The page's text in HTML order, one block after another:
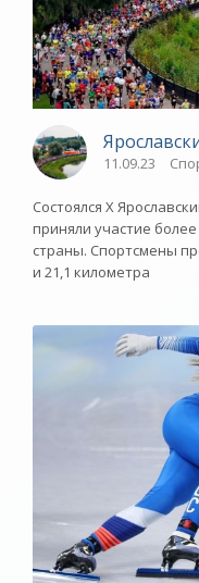
11.09.23
Состоялся X
приняли участие
страны. Спортсмены
и 21,1 километра